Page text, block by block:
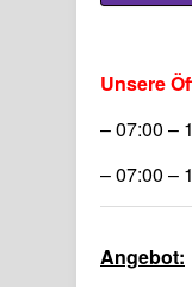
Unsere
– 07:00 –
– 07:00 –
Angebot: